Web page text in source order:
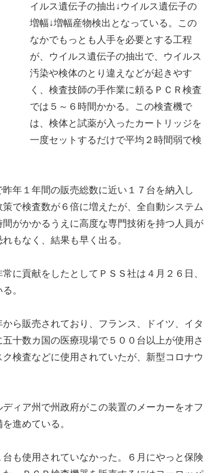
イルス遺伝子の抽出↓ウイルス遺伝子の
増幅↓増幅産物検出となっている。この
なかでもっとも人手を必要とする工程
が、ウイルス遺伝子の抽出で、ウイルス
汚染や検体のとり違えなどが起きやす
く、検査技師の手作業に頼るＰＣＲ検査
では５～６時間かかる。この検査機で
は、検体と試薬が入ったカートリッジを
一度セットするだけで平均２時間弱で検
年１年間の販売総数に近い１７台を納入し
で検査数が６倍に増えたが、全自動システム
がかかるうえに高度な専門技術を持つ人員が
もなく、結果も早く出る。
に貢献をしたとしてＰＳＳ社は４月２６日、
。
ら販売されており、フランス、ドイツ、イタ
十数カ国の医療現場で５００台以上が使用さ
検査などに使用されていたが、新型コロナウ
ィア州で州政府がこの装置のメーカーをオフ
進めている。
も使用されていなかった。６月にやっと保険